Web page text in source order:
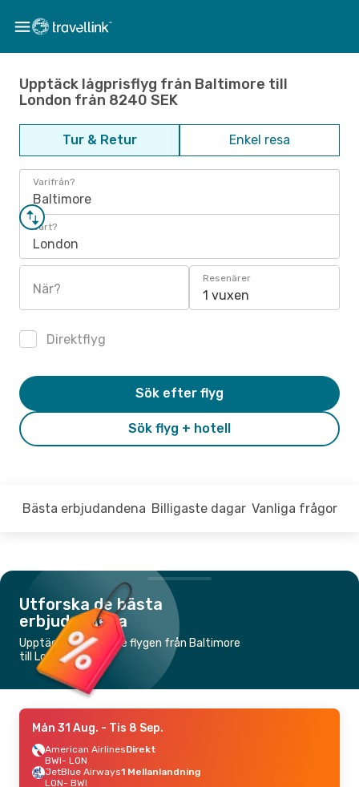
Upptäck lågprisflyg från Baltimore till
London från 8240 SEK
Tur & Retur Enkel resa
Varifrån?
Baltimore
Vart?
London
När?
Resenärer
1 vuxen
Direktflyg
Sök flyg + hotell
Sök efter flyg
Bästa erbjudandena Billigaste dagar Vanliga frågor
Utforska de bästa
erbjudandena
Upptäck de billigaste flygen från Baltimore
till London
Mån 31 Aug. - Tis 8 Sep.
American AirlinesDirekt
BWI- LON
JetBlue Airways1 Mellanlandning
LON- BWI